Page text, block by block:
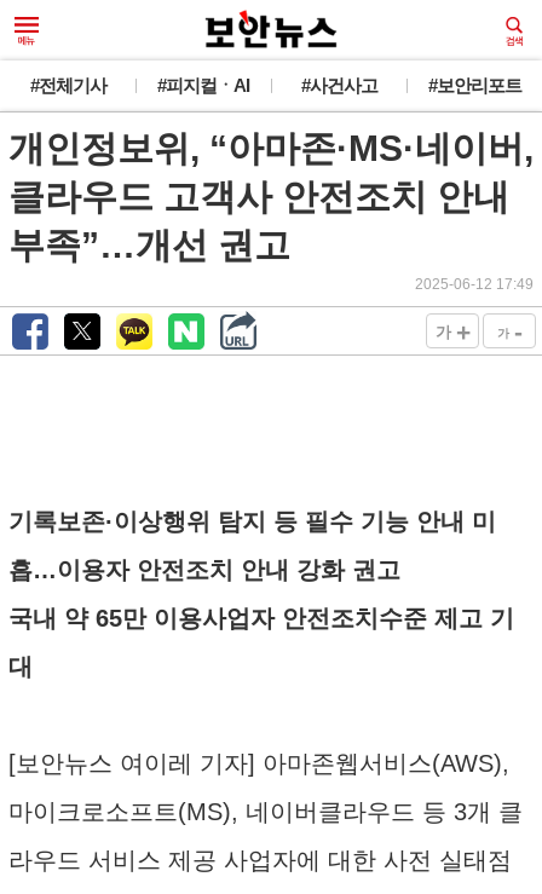
#전체기사 #피지컬ㆍAI #사건사고 #보안리포트
개인정보위, “아마존·MS·네이버,
클라우드 고객사 안전조치 안내
부족”…개선 권고
2025-06-12 17:49
가 + 가 -
기록보존·이상행위 탐지 등 필수 기능 안내 미
흡…이용자 안전조치 안내 강화 권고
국내 약 65만 이용사업자 안전조치수준 제고 기
대
[보안뉴스 여이레 기자] 아마존웹서비스(AWS),
마이크로소프트(MS), 네이버클라우드 등 3개 클
라우드 서비스 제공 사업자에 대한 사전 실태점